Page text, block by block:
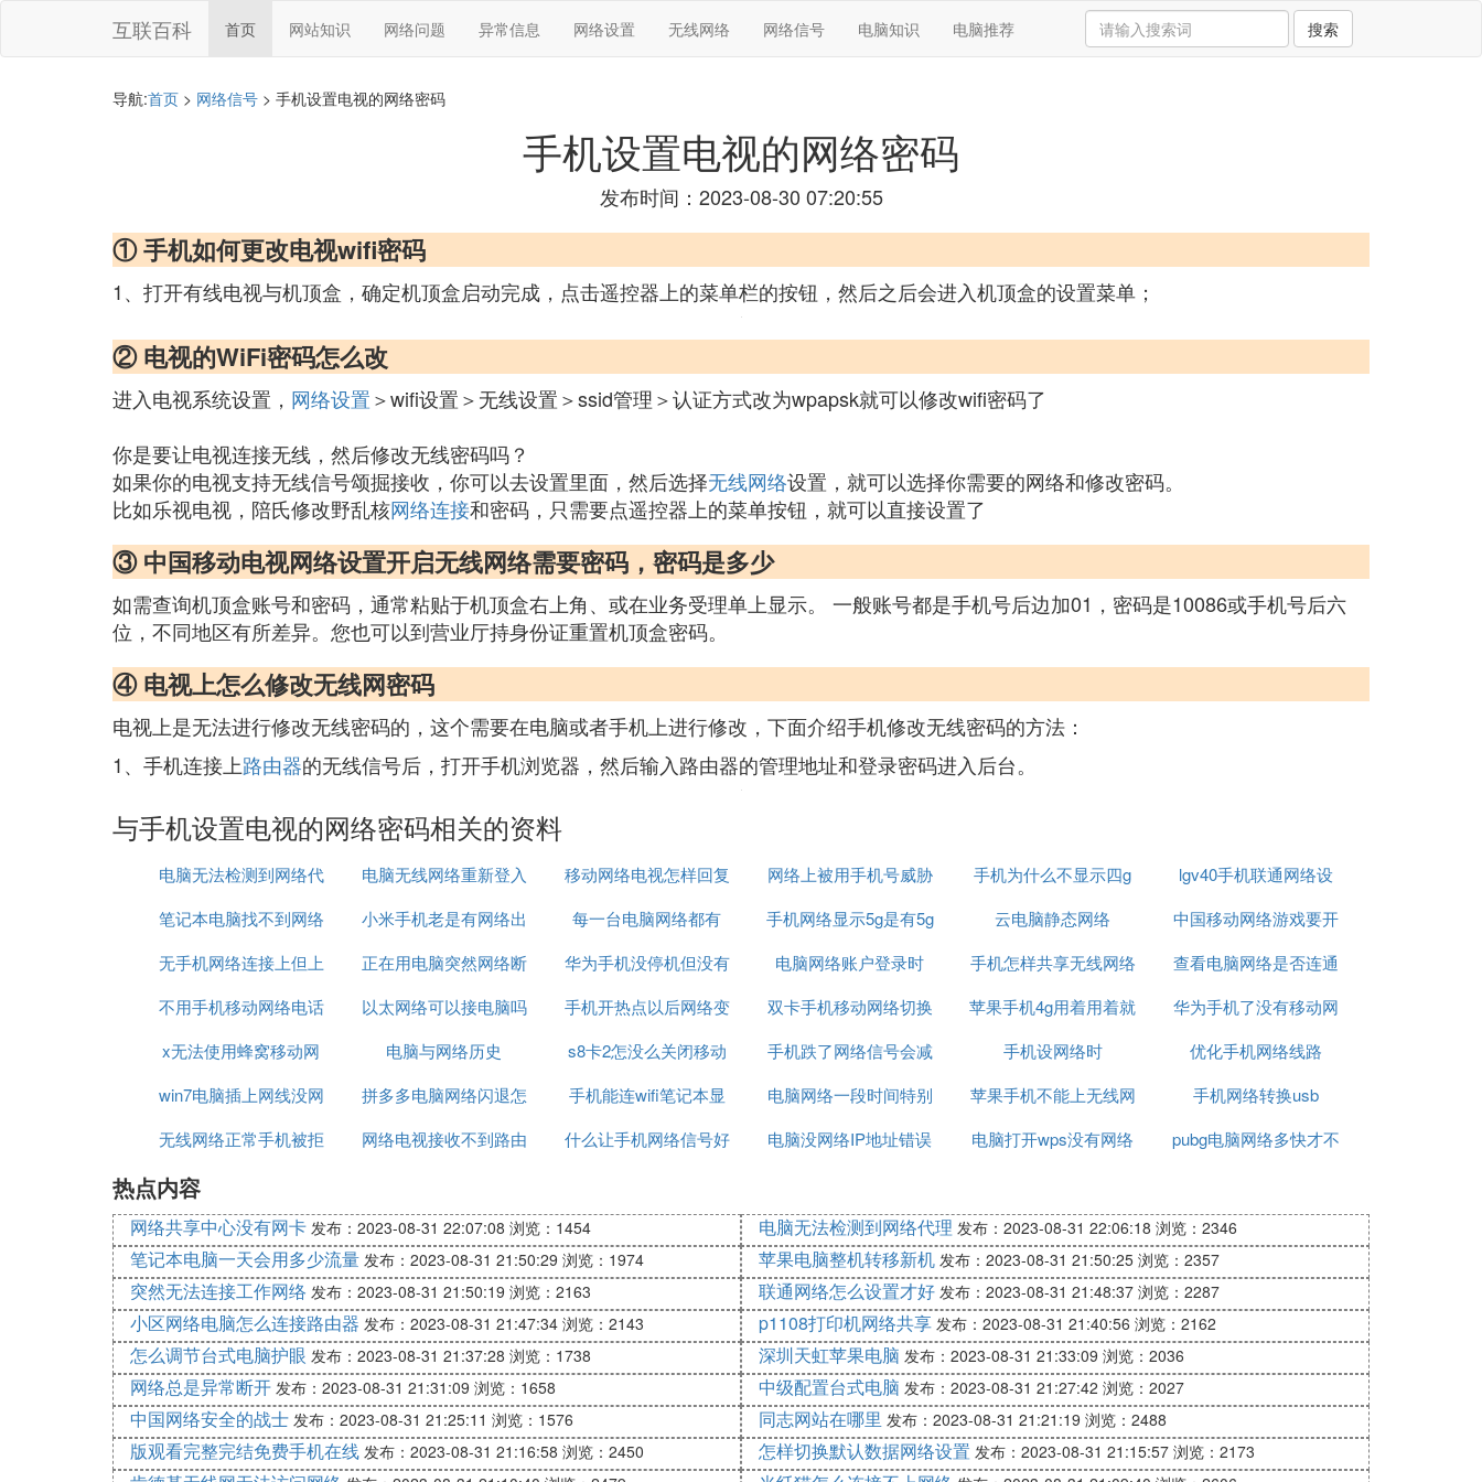
互联百科 首页 网站知识 网络问题 异常信息 网络设置 无线网络 网络信号 电脑知识 电脑推荐 搜索
导航:首页 > 网络信号 > 手机设置电视的网络密码
手机设置电视的网络密码
发布时间：2023-08-30 07:20:55
① 手机如何更改电视wifi密码
1、打开有线电视与机顶盒，确定机顶盒启动完成，点击遥控器上的菜单栏的按钮，然后之后会进入机顶盒的设置菜单；
② 电视的WiFi密码怎么改
进入电视系统设置， 网络设置＞wifi设置＞无线设置＞ssid管理＞认证方式改为wpapsk就可以修改wifi密码了
你是要让电视连接无线，然后修改无线密码吗？
如果你的电视支持无线信号颂掘接收，你可以去设置里面，然后选择无线网络设置，就可以选择你需要的网络和修改密码。
比如乐视电视，陪氏修改野乱核网络连接和密码，只需要点遥控器上的菜单按钮，就可以直接设置了
③ 中国移动电视网络设置开启无线网络需要密码，密码是多少
如需查询机顶盒账号和密码，通常粘贴于机顶盒右上角、或在业务受理单上显示。 一般账号都是手机号后边加01，密码是10086或手机号后六
位，不同地区有所差异。您也可以到营业厅持身份证重置机顶盒密码。
④ 电视上怎么修改无线网密码
电视上是无法进行修改无线密码的，这个需要在电脑或者手机上进行修改，下面介绍手机修改无线密码的方法：
1、手机连接上路由器的无线信号后，打开手机浏览器，然后输入路由器的管理地址和登录密码进入后台。
与手机设置电视的网络密码相关的资料
电脑无法检测到网络代
理
电脑无线网络重新登入
移动网络电视怎样回复
原来模式
网络上被用手机号威胁
怎么办
手机为什么不显示四g
网络怎么回事啊
lgv40手机联通网络设
置
笔记本电脑找不到网络
适配器怎么办
小米手机老是有网络出
现问题
每一台电脑网络都有
wifi吗
手机网络显示5g是有5g
网吗
云电脑静态网络
中国移动网络游戏要开
加速器
无手机网络连接上但上
不了网
正在用电脑突然网络断
了
华为手机没停机但没有
网络
电脑网络账户登录时
手机怎样共享无线网络
连接电脑连接不上网
查看电脑网络是否连通
可以用什么命令
不用手机移动网络电话 以太网络可以接电脑吗
手机开热点以后网络变
差的原因
双卡手机移动网络切换
吗
苹果手机4g用着用着就
没网络了
华为手机了没有移动网
络信号怎么回事
x无法使用蜂窝移动网
络设置
电脑与网络历史
s8卡2怎没么关闭移动
网络
手机跌了网络信号会减
弱吗
手机设网络时
优化手机网络线路
win7电脑插上网线没网
络
拼多多电脑网络闪退怎
么办
手机能连wifi笔记本显
示无网络
电脑网络一段时间特别
卡
苹果手机不能上无线网
络连接电脑连接不上网
手机网络转换usb
无线网络正常手机被拒
网络电视接收不到路由
什么让手机网络信号好 电脑没网络IP地址错误 电脑打开wps没有网络
pubg电脑网络多快才不
热点内容
网络共享中心没有网卡 发布：2023-08-31 22:07:08 浏览：1454 电脑无法检测到网络代理 发布：2023-08-31 22:06:18 浏览：2346
笔记本电脑一天会用多少流量 发布：2023-08-31 21:50:29 浏览：1974 苹果电脑整机转移新机 发布：2023-08-31 21:50:25 浏览：2357
突然无法连接工作网络 发布：2023-08-31 21:50:19 浏览：2163 联通网络怎么设置才好 发布：2023-08-31 21:48:37 浏览：2287
小区网络电脑怎么连接路由器 发布：2023-08-31 21:47:34 浏览：2143 p1108打印机网络共享 发布：2023-08-31 21:40:56 浏览：2162
怎么调节台式电脑护眼 发布：2023-08-31 21:37:28 浏览：1738 深圳天虹苹果电脑 发布：2023-08-31 21:33:09 浏览：2036
网络总是异常断开 发布：2023-08-31 21:31:09 浏览：1658 中级配置台式电脑 发布：2023-08-31 21:27:42 浏览：2027
中国网络安全的战士 发布：2023-08-31 21:25:11 浏览：1576 同志网站在哪里 发布：2023-08-31 21:21:19 浏览：2488
版观看完整完结免费手机在线 发布：2023-08-31 21:16:58 浏览：2450 怎样切换默认数据网络设置 发布：2023-08-31 21:15:57 浏览：2173